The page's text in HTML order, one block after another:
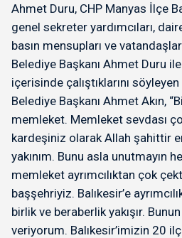
Ahmet Duru, CHP Manyas İlçe
genel sekreter yardımcıları,
basın mensupları ve
Belediye Başkanı Ahmet Duru
içerisinde çalıştıklarını
Belediye Başkanı Ahmet Akın,
memleket. Memleket sevdası
kardeşiniz olarak Allah şahittir
yakınım. Bunu asla unutmayın
memleket ayrımcılıktan çok
başşehriyiz. Balıkesir’e
birlik ve beraberlik yakışır.
veriyorum. Balıkesir’imizin 20